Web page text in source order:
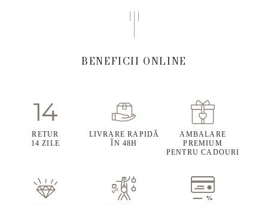
BENEFICII ONLINE
RETUR
14 ZILE
LIVRARE RAPIDĂ
ÎN 48H
AMBALARE
PREMIUM
PENTRU CADOURI